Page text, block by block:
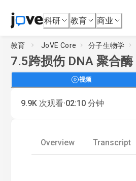
科研 教育 商业
教育 JoVE Core 分子生物学
7.5跨损伤 DNA 聚合酶
视频
9.9K 次观看·02:10 分钟
Overview Transcript